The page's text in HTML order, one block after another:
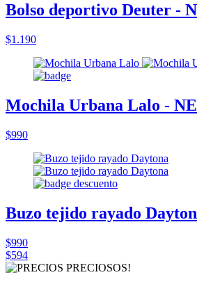
Bolso deportivo Deuter -
$1.190
Mochila Urbana Lalo -
$990
Buzo tejido rayado
$990
$594